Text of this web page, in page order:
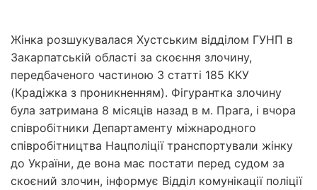
Жінка розшукувалася Хустським відділом ГУНП в
Закарпатській області за скоєння злочину,
передбаченого частиною 3 статті 185 ККУ
(Крадіжка з проникненням). Фігурантка злочину
була затримана 8 місяців назад в м. Прага, і вчора
співробітники Департаменту міжнародного
співробітництва Нацполіції транспортували жінку
до України, де вона має постати перед судом за
скоєний злочин, інформує Відділ комунікації поліції